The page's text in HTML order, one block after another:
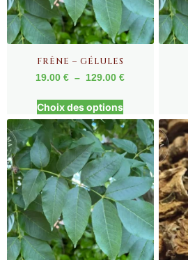
FRÊNE – GÉLULES
19.00€ – 129.00€
Choix des options